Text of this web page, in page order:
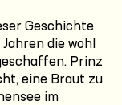
Geschichte
die wohl
Prinz
eine Braut zu
im